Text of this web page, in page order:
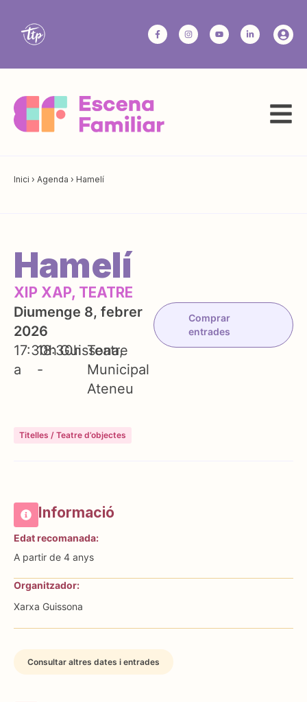
Inici › Agenda › Hamelí
Hamelí
XIP XAP, TEATRE
Diumenge 8, febrer
2026
17:30h
a
18:30h
-
Guissona
Teatre
Municipal
Ateneu
Titelles / Teatre d’objectes
Comprar
entrades
Informació
Edat recomanada:
A partir de 4 anys
Organitzador:
Xarxa Guissona
Consultar altres dates i entrades